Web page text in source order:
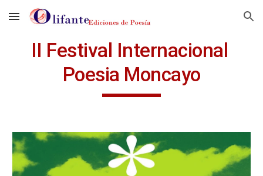
Skip to main content Skip to navigation
II Festival Internacional
Poesia Moncayo